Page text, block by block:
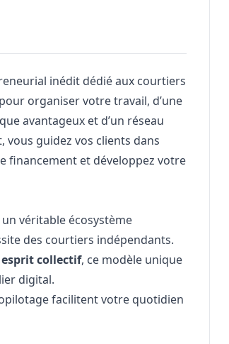
inédit dédié aux courtiers
organiser votre travail, d’une
avantageux et d’un réseau
guidez vos clients dans
financement et développez votre
véritable écosystème
des courtiers indépendants.
collectif, ce modèle unique
digital.
facilitent votre quotidien